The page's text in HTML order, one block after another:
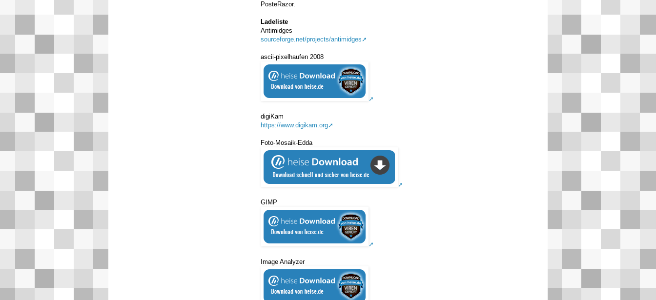
PosteRazor.
Ladeliste
Antimidges
sourceforge.net/projects/antimidges
ascii-pixelhaufen 2008
digiKam
https://www.digikam.org
Foto-Mosaik-Edda
GIMP
Image Analyzer